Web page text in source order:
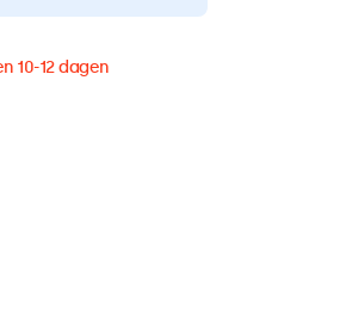
10-12 dagen